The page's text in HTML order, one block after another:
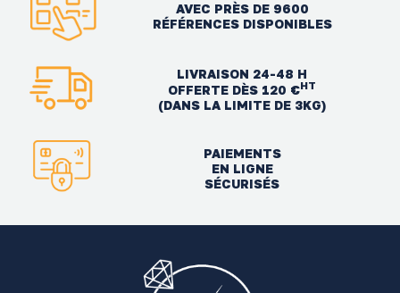
AVEC PRÈS DE 9600
RÉFÉRENCES DISPONIBLES
LIVRAISON 24-48 H
OFFERTE DÈS 120 €HT
(DANS LA LIMITE DE 3KG)
PAIEMENTS
EN LIGNE
SÉCURISÉS